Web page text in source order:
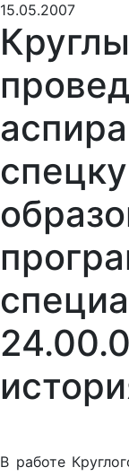
15.05.2007
В работе